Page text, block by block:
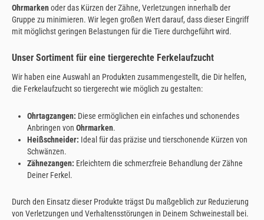
Ohrmarkenoder das Kürzen der Zähne, Verletzungen innerhalb der
Gruppe zu minimieren. Wir legen großen Wert darauf, dass dieser Eingriff
mit möglichst geringen Belastungen für die Tiere durchgeführt wird.
Unser Sortiment für eine tiergerechte Ferkelaufzucht
Wir haben eine Auswahl an Produkten zusammengestellt, die Dir helfen,
die Ferkelaufzucht so tiergerecht wie möglich zu gestalten:
Ohrtagzangen: Diese ermöglichen ein einfaches und schonendes
Anbringen von Ohrmarken.
Heißschneider: Ideal für das präzise und tierschonende Kürzen von
Schwänzen.
Zähnezangen: Erleichtern die schmerzfreie Behandlung der Zähne
Deiner Ferkel.
Durch den Einsatz dieser Produkte trägst Du maßgeblich zur Reduzierung
von Verletzungen und Verhaltensstörungen in Deinem Schweinestall bei.